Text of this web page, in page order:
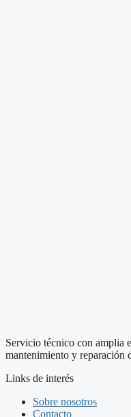
Servicio técnico con amplia
mantenimiento y reparación
Links de interés
Sobre nosotros
Contacto